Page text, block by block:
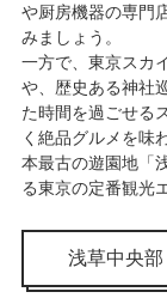
や厨房機器の専門
みましょう。
一方で、東京スカ
や、歴史ある神社
た時間を過ごせる
く絶品グルメを味
本最古の遊園地「
る東京の定番観光
浅草中央